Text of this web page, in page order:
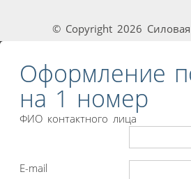
© Copyright 2026 Силовая
Оформление
на 1 номер
ФИО контактного лица
E-mail